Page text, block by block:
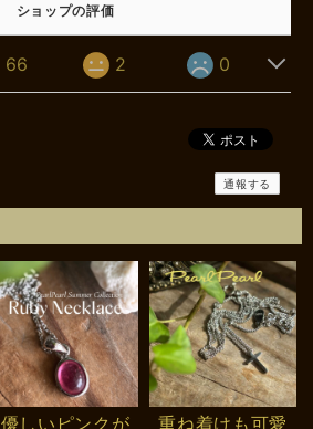
ショップの評価
66 2 0
通報する
優しいピンクが 重ね着けも可愛